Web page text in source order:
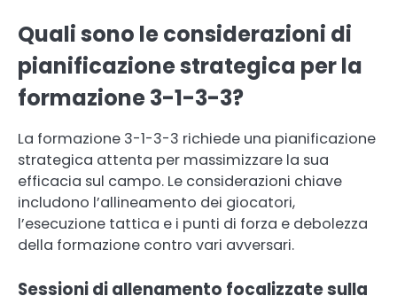
Quali sono le considerazioni di
pianificazione strategica per la
formazione 3-1-3-3?
La formazione 3-1-3-3 richiede una pianificazione
strategica attenta per massimizzare la sua
efficacia sul campo. Le considerazioni chiave
includono l’allineamento dei giocatori,
l’esecuzione tattica e i punti di forza e debolezza
della formazione contro vari avversari.
Sessioni di allenamento focalizzate sulla